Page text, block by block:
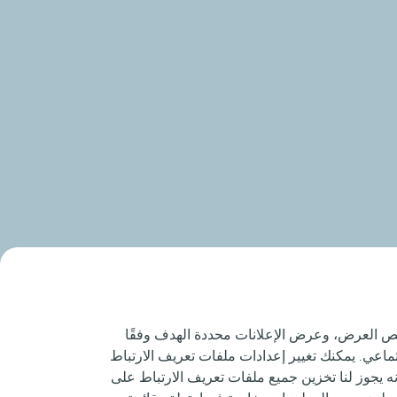
العرض، وعرض الإعلانات محددة الهدف وفقًا
يمكنك تغيير إعدادات ملفات تعريف الارتباط
يجوز لنا تخزين جميع ملفات تعريف الارتباط على